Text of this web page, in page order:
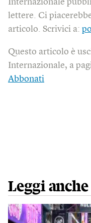
Internazionale
lettere. Ci
articolo. Scrivici a:
Questo articolo è
Internazionale, a
Abbonati
Leggi anche